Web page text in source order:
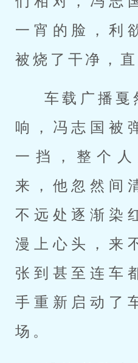
一宵的脸，利
被烧了干净，
车载广播戛
响，冯志国被
一挡，整个
来，他忽然间
不远处逐渐染
漫上心头，来
张到甚至连车
手重新启动了
场。